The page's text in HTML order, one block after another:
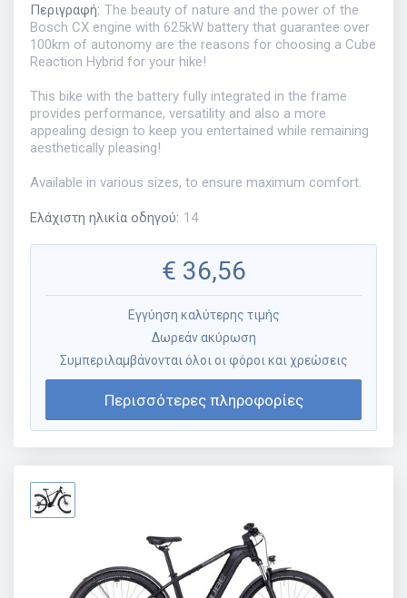
Περιγραφή: The beauty of nature and the power of the
Bosch CX engine with 625kW battery that guarantee over
100km of autonomy are the reasons for choosing a Cube
Reaction Hybrid for your hike!
This bike with the battery fully integrated in the frame
provides performance, versatility and also a more
appealing design to keep you entertained while remaining
aesthetically pleasing!
Available in various sizes, to ensure maximum comfort.
Ελάχιστη ηλικία οδηγού: 14
€ 36,56
Εγγύηση καλύτερης τιμής
Δωρεάν ακύρωση
Συμπεριλαμβάνονται όλοι οι φόροι και χρεώσεις
Περισσότερες πληροφορίες